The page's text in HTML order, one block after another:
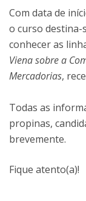
Com data de
o curso destina-
conhecer as
Viena sobre a
Mercadorias,
Todas as
propinas,
brevemente.
Fique atento(a)!